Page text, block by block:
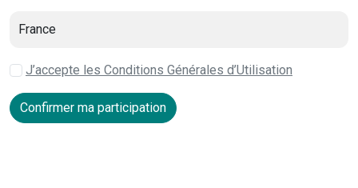
J’accepte les Conditions Générales d’Utilisation